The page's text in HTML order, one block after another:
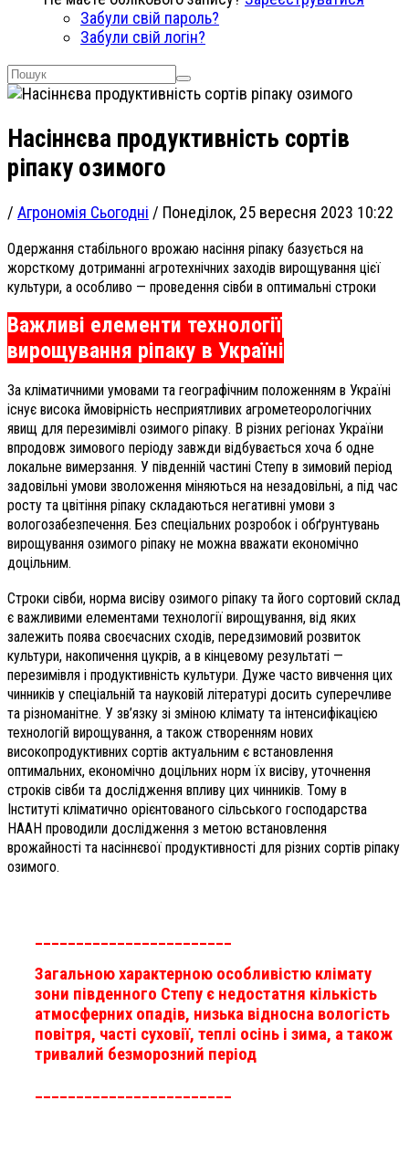
Забули свій пароль?
Забули свій логін?
Насіннєва продуктивність сортів
ріпаку озимого
/ Агрономія Сьогодні / Понеділок, 25 вересня 2023 10:22
Одержання стабільного врожаю насіння ріпаку базується на
жорсткому дотриманні агротехнічних заходів вирощування цієї
культури, а особливо — проведення сівби в оптимальні строки
Важливі елементи технології
вирощування ріпаку в Україні
За кліматичними умовами та географічним положенням в Україні
існує висока ймовірність несприятливих агрометеорологічних
явищ для перезимівлі озимого ріпаку. В різних регіонах України
впродовж зимового періоду завжди відбувається хоча б одне
локальне вимерзання. У південній частині Степу в зимовий період
задовільні умови зволоження міняються на незадовільні, а під час
росту та цвітіння ріпаку складаються негативні умови з
вологозабезпечення. Без спеціальних розробок і обґрунтувань
вирощування озимого ріпаку не можна вважати економічно
доцільним.
Строки сівби, норма висіву озимого ріпаку та його сортовий склад
є важливими елементами технології вирощування, від яких
залежить поява своєчасних сходів, передзимовий розвиток
культури, накопичення цукрів, а в кінцевому результаті —
перезимівля і продуктивність культури. Дуже часто вивчення цих
чинників у спеціальній та науковій літературі досить суперечливе
та різноманітне. У зв’язку зі зміною клімату та інтенсифікацією
технологій вирощування, а також створенням нових
високопродуктивних сортів актуальним є встановлення
оптимальних, економічно доцільних норм їх висіву, уточнення
строків сівби та дослідження впливу цих чинників. Тому в
Інституті кліматично орієнтованого сільського господарства
НААН проводили дослідження з метою встановлення
врожайності та насіннєвої продуктивності для різних сортів ріпаку
озимого.
________________________
Загальною характерною особливістю клімату
зони південного Степу є недостатня кількість
атмосферних опадів, низька відносна вологість
повітря, часті суховії, теплі осінь і зима, а також
тривалий безморозний період
________________________